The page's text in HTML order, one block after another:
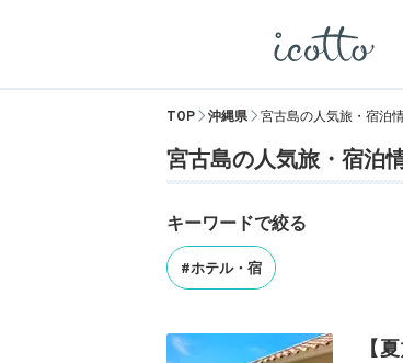
TOP 沖縄県 宮古島の人気旅・宿泊
宮古島の人気旅・宿泊
キーワードで絞る
#ホテル・宿
【